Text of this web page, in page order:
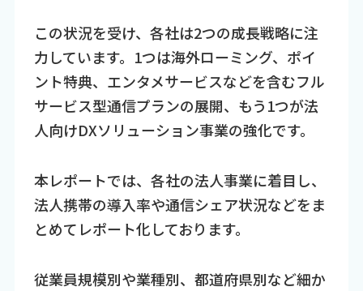
この状況を受け、各社は2つの成長戦略に注
力しています。1つは海外ローミング、ポイ
ント特典、エンタメサービスなどを含むフル
サービス型通信プランの展開、もう1つが法
人向けDXソリューション事業の強化です。
本レポートでは、各社の法人事業に着目し、
法人携帯の導入率や通信シェア状況などをま
とめてレポート化しております。
従業員規模別や業種別、都道府県別など細か